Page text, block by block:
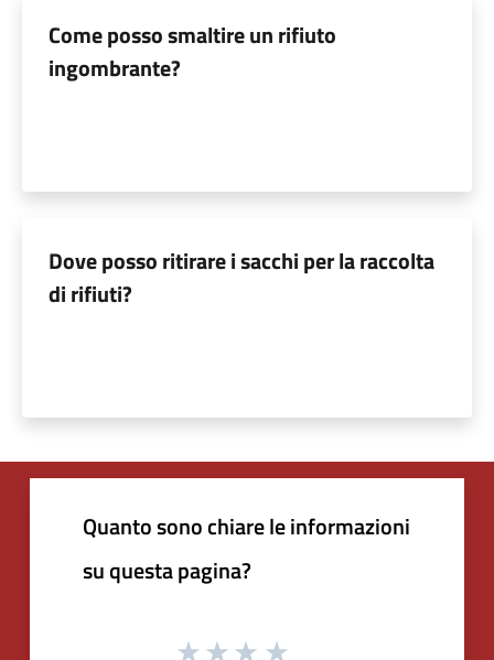
Come posso smaltire un rifiuto
ingombrante?
Dove posso ritirare i sacchi per la raccolta
di rifiuti?
Quanto sono chiare le informazioni
su questa pagina?